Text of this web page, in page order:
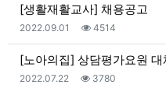
[생활재활교사] 채용공고
등록일
2022.09.01 조회
4514
[노아의집] 상담평가요원
등록일
2022.07.22 조회
3780